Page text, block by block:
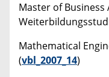
Master of
Mathematical
(vbl_2007_14)